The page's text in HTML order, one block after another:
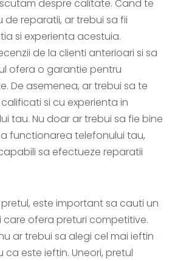
despre calitate. Cand te
de reparatii, ar trebui sa fii
si experienta acestuia.
de la clienti anterioari si sa
ofera o garantie pentru
De asemenea, ar trebui sa te
si cu experienta in
tau. Nu doar ar trebui sa fie bine
functionarea telefonului tau,
sa efectueze reparatii
este important sa cauti un
care ofera preturi competitive.
ar trebui sa alegi cel mai ieftin
este ieftin. Uneori, pretul